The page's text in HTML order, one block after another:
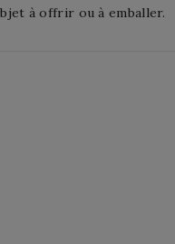
à offrir ou à emballer.